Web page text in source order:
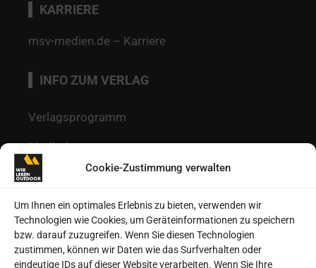
Cookie-Zustimmung verwalten
Um Ihnen ein optimales Erlebnis zu bieten, verwenden wir
Technologien wie Cookies, um Geräteinformationen zu speichern
bzw. darauf zuzugreifen. Wenn Sie diesen Technologien
zustimmen, können wir Daten wie das Surfverhalten oder
eindeutige IDs auf dieser Website verarbeiten. Wenn Sie Ihre
KARRIERE
msv-medien.de – Karriere
INFO ZUM VERLAG
Verlagsprogramm
Mediadaten
Redaktion
Kontakt
Autoren
Datenschutz